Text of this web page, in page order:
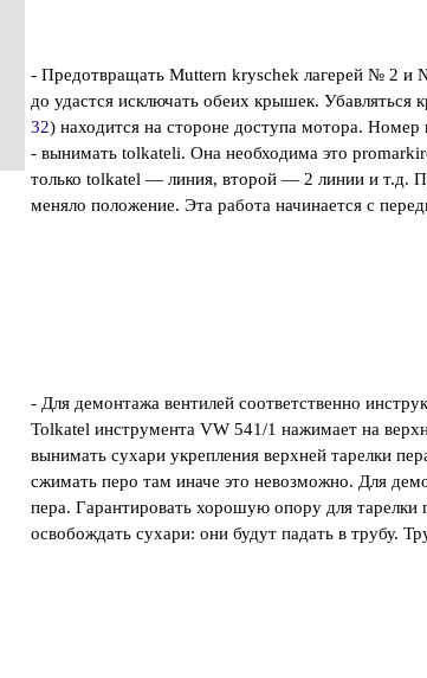
- Предотвращать Muttern kryschek лагерей № 2 и
до удастся исключать обеих крышек.
32) находится на стороне доступа мотора.
- вынимать tolkateli. Она необходима это
только tolkatel — линия, второй — 2 линии и т.д.
меняло положение. Эта работа начинается с
- Для демонтажа вентилей соответственно
Tolkatel инструмента VW 541/1 нажимает на
вынимать сухари укрепления верхней тарелки
сжимать перо там иначе это невозможно. Для
пера. Гарантировать хорошую опору для
освобождать сухари: они будут падать в трубу.